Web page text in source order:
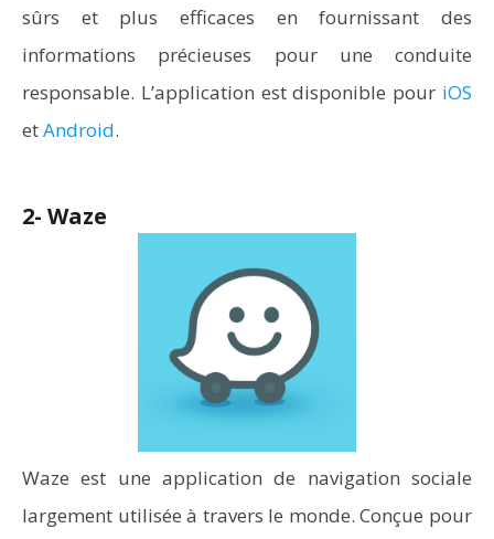
sûrs et plus efficaces en fournissant des
informations précieuses pour une conduite
responsable. L’application est disponible pour iOS
etAndroid.
2- Waze
Waze est une application de navigation sociale
largement utilisée à travers le monde. Conçue pour